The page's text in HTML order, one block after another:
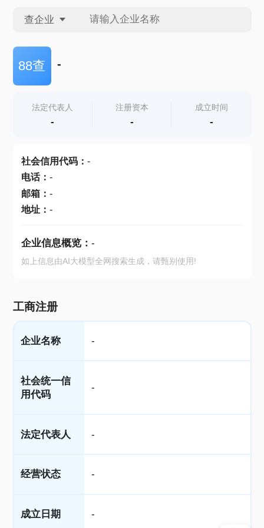
查企业
查企业
查产地
88查 -
法定代表人
-
注册资本
-
成立时间
-
社会信用代码： -
电话： -
邮箱： -
地址： -
企业信息概览： -
如上信息由AI大模型全网搜索生成，请甄别使用!
工商注册
企业名称 -
社会统一信
用代码
-
法定代表人 -
经营状态 -
成立日期 -